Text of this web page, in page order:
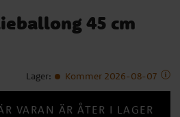
45 cm
Lager: Kommer 2026-08-07
VARAN ÄR ÅTER I LAGER